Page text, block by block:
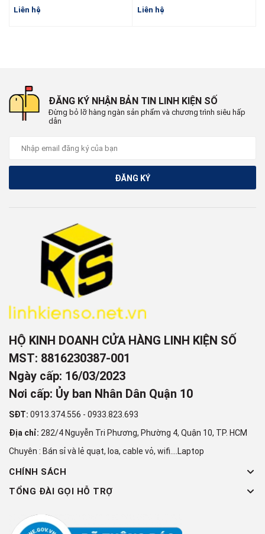
TP412F TP412 TP412UA
Liên hệ
X1404
Liên hệ
ĐĂNG KÝ NHẬN BẢN TIN LINH KIỆN SỐ
Đừng bỏ lỡ hàng ngàn sản phẩm và chương trình siêu hấp
dẫn
ĐĂNG KÝ
HỘ KINH DOANH CỬA HÀNG LINH KIỆN SỐ
MST: 8816230387-001
Ngày cấp: 16/03/2023
Nơi cấp: Ủy ban Nhân Dân Quận 10
SĐT: 0913.374.556 - 0933.823.693
Địa chỉ: 282/4 Nguyễn Tri Phương, Phường 4, Quận 10, TP. HCM
Chuyên : Bán sỉ và lẻ quạt, loa, cable vỏ, wifi....Laptop
CHÍNH SÁCH
TỔNG ĐÀI GỌI HỖ TRỢ